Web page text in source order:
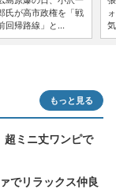
氏が高市政権を「戦
回帰路線」と...
もっと見る
超ミニ丈ワンピで
でリラックス仲良